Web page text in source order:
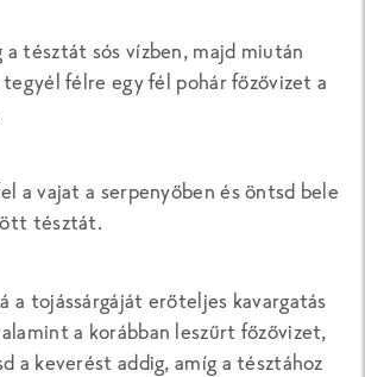
a tésztát sós vízben, majd miután
félre egy fél pohár főzővizet a
a vajat a serpenyőben és öntsd bele
tésztát.
a tojássárgáját erőteljes kavargatás
a korábban leszűrt főzővizet,
a keverést addig, amíg a tésztához